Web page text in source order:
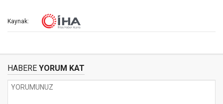
Kaynak:
HABERE YORUM KAT